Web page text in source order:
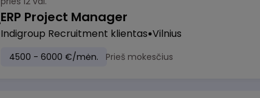
ERP Project Manager
Indigroup Recruitment klientas Vilnius
4500 - 6000 €/mėn. Prieš mokesčius